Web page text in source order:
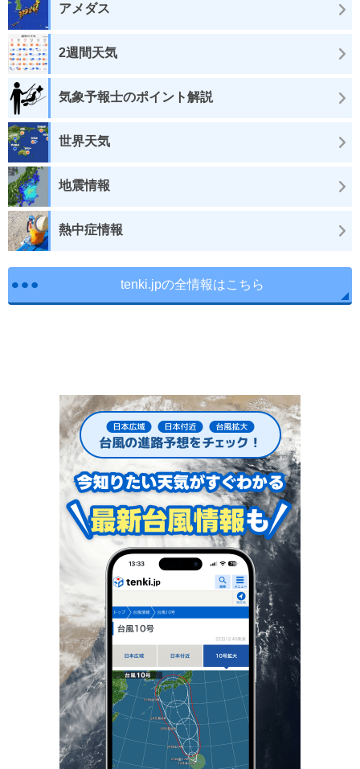
アメダス
2週間天気
気象予報士のポイント解説
世界天気
地震情報
熱中症情報
tenki.jpの全情報はこちら